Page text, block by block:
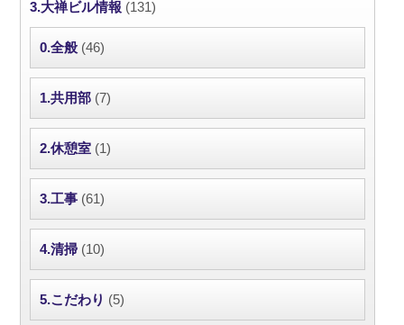
3.大禅ビル情報 (131)
0.全般 (46)
1.共用部 (7)
2.休憩室 (1)
3.工事 (61)
4.清掃 (10)
5.こだわり (5)